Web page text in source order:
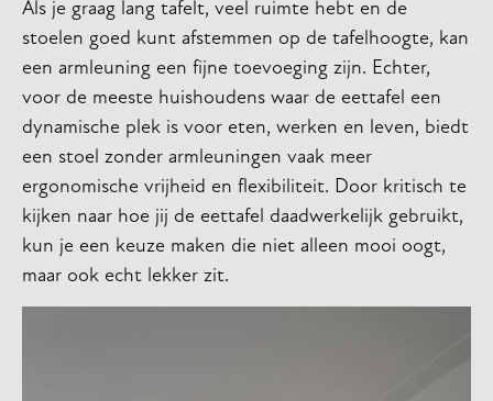
Als je graag lang tafelt, veel ruimte hebt en de
stoelen goed kunt afstemmen op de tafelhoogte, kan
een armleuning een fijne toevoeging zijn. Echter,
voor de meeste huishoudens waar de eettafel een
dynamische plek is voor eten, werken en leven, biedt
een stoel zonder armleuningen vaak meer
ergonomische vrijheid en flexibiliteit. Door kritisch te
kijken naar hoe jij de eettafel daadwerkelijk gebruikt,
kun je een keuze maken die niet alleen mooi oogt,
maar ook echt lekker zit.